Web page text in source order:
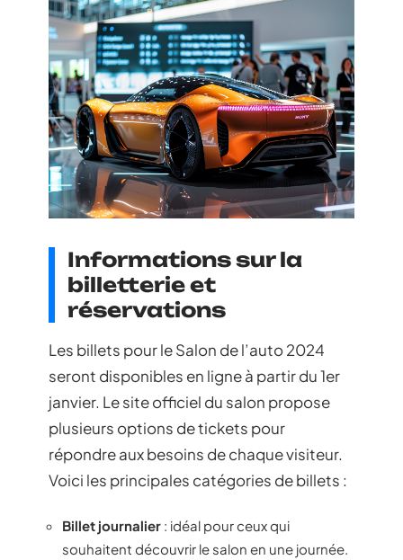
Informations sur la
billetterie et
réservations
Les billets pour le Salon de l’auto 2024
seront disponibles en ligne à partir du 1er
janvier. Le site officiel du salon propose
plusieurs options de tickets pour
répondre aux besoins de chaque visiteur.
Voici les principales catégories de billets :
Billet journalier : idéal pour ceux qui
souhaitent découvrir le salon en une journée.